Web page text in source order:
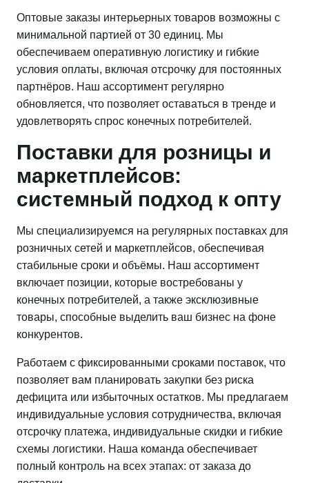
Оптовые заказы интерьерных товаров возможны с
минимальной партией от 30 единиц. Мы
обеспечиваем оперативную логистику и гибкие
условия оплаты, включая отсрочку для постоянных
партнёров. Наш ассортимент регулярно
обновляется, что позволяет оставаться в тренде и
удовлетворять спрос конечных потребителей.
Поставки для розницы и
маркетплейсов:
системный подход к опту
Мы специализируемся на регулярных поставках для
розничных сетей и маркетплейсов, обеспечивая
стабильные сроки и объёмы. Наш ассортимент
включает позиции, которые востребованы у
конечных потребителей, а также эксклюзивные
товары, способные выделить ваш бизнес на фоне
конкурентов.
Работаем с фиксированными сроками поставок, что
позволяет вам планировать закупки без риска
дефицита или избыточных остатков. Мы предлагаем
индивидуальные условия сотрудничества, включая
отсрочку платежа, индивидуальные скидки и гибкие
схемы логистики. Наша команда обеспечивает
полный контроль на всех этапах: от заказа до